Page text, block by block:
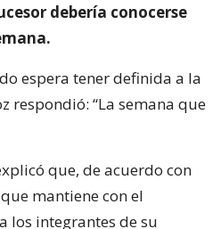
debería conocerse
espera tener definida a la
respondió: “La semana que
que, de acuerdo con
mantiene con el
los integrantes de su